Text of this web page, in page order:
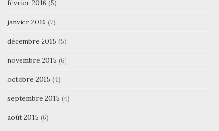
février 2016 (5)
janvier 2016 (7)
décembre 2015 (5)
novembre 2015 (6)
octobre 2015 (4)
septembre 2015 (4)
août 2015 (6)